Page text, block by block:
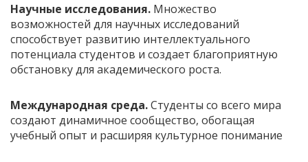
Научные исследования. Множество
возможностей для научных исследований
способствует развитию интеллектуального
потенциала студентов и создает благоприятную
обстановку для академического роста.
Международная среда.Студенты со всего мира
создают динамичное сообщество, обогащая
учебный опыт и расширяя культурное понимание